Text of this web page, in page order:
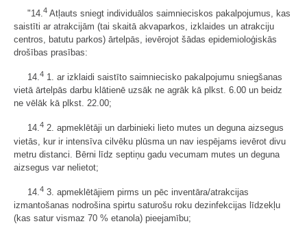
"14. 4 Atļauts sniegt individuālos saimnieciskos pakalpojumus, kas
saistīti ar atrakcijām (tai skaitā akvaparkos, izklaides un atrakciju
centros, batutu parkos) ārtelpās, ievērojot šādas epidemioloģiskās
drošības prasības:
14.4 1. ar izklaidi saistīto saimniecisko pakalpojumu sniegšanas
vietā ārtelpās darbu klātienē uzsāk ne agrāk kā plkst. 6.00 un beidz
ne vēlāk kā plkst. 22.00;
14.4 2. apmeklētāji un darbinieki lieto mutes un deguna aizsegus
vietās, kur ir intensīva cilvēku plūsma un nav iespējams ievērot divu
metru distanci. Bērni līdz septiņu gadu vecumam mutes un deguna
aizsegus var nelietot;
14. 4 3. apmeklētājiem pirms un pēc inventāra/atrakcijas
izmantošanas nodrošina spirtu saturošu roku dezinfekcijas līdzekļu
(kas satur vismaz 70 % etanola) pieejamību;